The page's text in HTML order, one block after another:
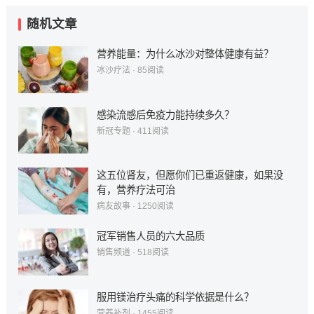
随机文章
营养能量：为什么冰沙对整体健康有益？
冰沙疗法 · 85阅读
感染流感后免疫力能持续多久？
新冠专题· 411 阅读
这五位肾友，但愿你们已重返健康，如果没
有，营养疗法可治
病友故事· 1250阅读
冠军销售人员的六大品质
销售频道· 518阅读
服用镁治疗头痛的科学依据是什么？